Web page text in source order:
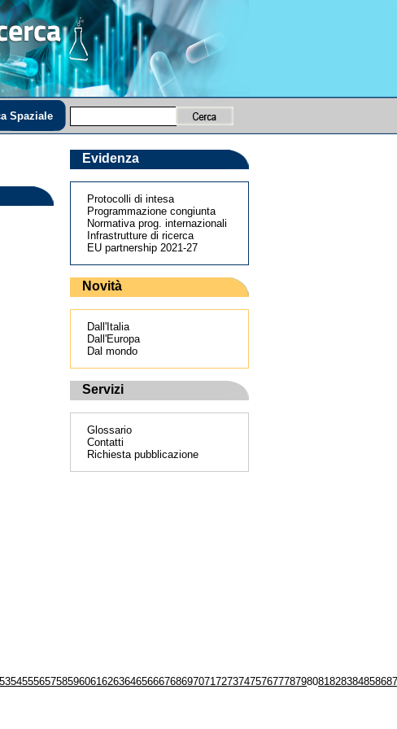
Spaziale
5354555657585960616263646566676869707172737475767778798081828384858687
Evidenza
Protocolli di intesa
Programmazione congiunta
Normativa prog. internazionali
Infrastrutture di ricerca
EU partnership 2021-27
Novità
Dall'Italia
Dall'Europa
Dal mondo
Servizi
Glossario
Contatti
Richiesta pubblicazione